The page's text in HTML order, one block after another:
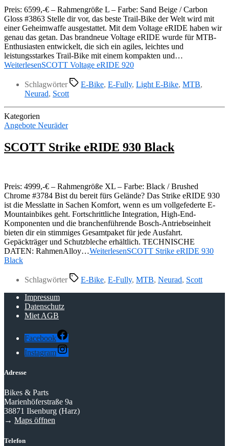
Preis: 6599,-€ – Rahmengröße L – Farbe: Sand Beige / Carbon
Gloss #3863 Stelle dir vor, das beste Trail-Bike der Welt wird mit
einer Geheimwaffe ausgestattet. Mit dem Voltage eRIDE haben wir
genau das getan. Das brandneue Voltage eRIDE wurde für MTB-
Enthusiasten entwickelt, die sich ein agiles, leichtes und
leistungsstarkes Trail-Bike mit einem kompakten und…
WeiterlesenSCOTT Voltage eRIDE 920
Schlagwörter E-Bike, E-Fully, Light E-Bike, MTB,
Neurad, Scott
Kategorien
Angebote Neuräder
SCOTT Strike eRIDE 930 Black
Preis: 4999,-€ – Rahmengröße XL – Farbe: Black / Brushed
Chrome #3784 Bist du bereit fürs Gelände? Das Strike eRIDE 930
ist die Messlatte in Sachen Komfort, wenn es um vollgefederte E-
Mountainbikes geht. Fortschrittliche Integration, High-End-
Komponenten und die branchenführende Bosch-Antriebseinheit
bieten dir ein stimmiges Gesamtpaket für jede Ausfahrt.
Gepäckträger und Schutzbleche erhältlich. TECHNISCHE
DATEN: RahmenAlloy…WeiterlesenSCOTT Strike eRIDE 930
Black
Schlagwörter E-Bike, E-Fully, MTB, Neurad, Scott
Impressum
Datenschutz
Miet AGB
Facebook
Instagram
Adresse
Bikes & Parts
Marienhöferstraße 9a
38871 Ilsenburg (Harz)
→ Maps öffnen
Telefon